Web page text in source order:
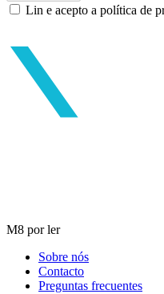
Lin e acepto a política de
M8 por ler
Sobre nós
Contacto
Preguntas frecuentes